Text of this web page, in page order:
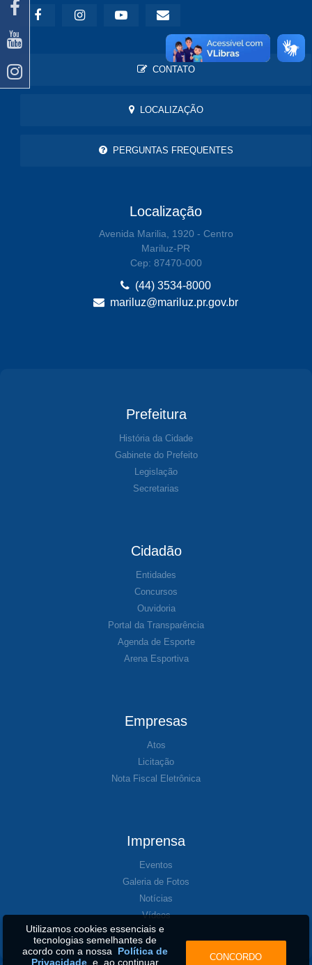
CONTATO
LOCALIZAÇÃO
PERGUNTAS FREQUENTES
Localização
Avenida Marilia, 1920 - Centro
Mariluz-PR
Cep: 87470-000
(44) 3534-8000
mariluz@mariluz.pr.gov.br
Prefeitura
História da Cidade
Gabinete do Prefeito
Legislação
Secretarias
Cidadão
Entidades
Concursos
Ouvidoria
Portal da Transparência
Agenda de Esporte
Arena Esportiva
Empresas
Atos
Licitação
Nota Fiscal Eletrônica
Imprensa
Eventos
Galeria de Fotos
Notícias
Vídeos
Utilizamos cookies essenciais e
tecnologias semelhantes de
acordo com a nossa Política de
Privacidadee, ao continuar CONCORDO